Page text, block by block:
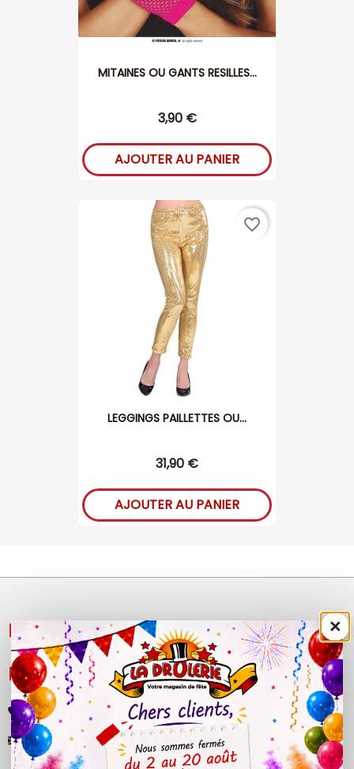
MITAINES OU GANTS RESILLES...
3,90 €
AJOUTER AU PANIER
LEGGINGS PAILLETTES OU...
31,90 €
AJOUTER AU PANIER
favorite_border
NOS PRODUITS 
LÉGAL 
+33 (0)4 50 40 81 00
contact@ladrolerie.fr
×